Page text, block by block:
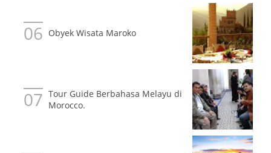
Obyek Wisata Maroko
Tour Guide Berbahasa Melayu di
Morocco.